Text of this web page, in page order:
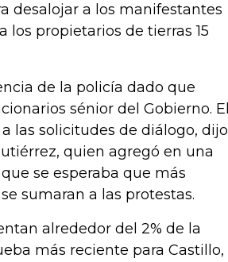
desalojar a los manifestantes
propietarios de tierras 15
de la policía dado que
sénior del Gobierno. El
las solicitudes de diálogo, dijo
quien agregó en una
se esperaba que más
sumaran a las protestas.
alrededor del 2% de la
más reciente para Castillo,